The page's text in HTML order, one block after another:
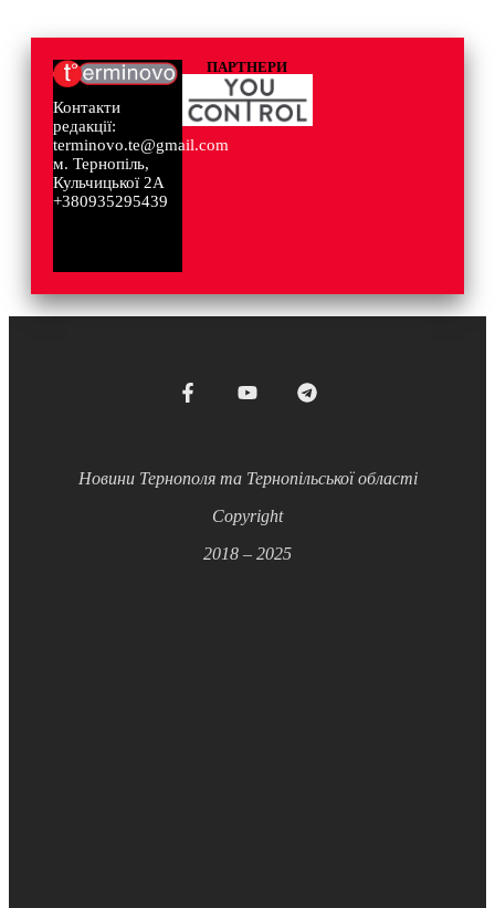
Контакти
редакції:
terminovo.te@gmail.com
м. Тернопіль,
Кульчицької 2А
+380935295439
ПАРТНЕРИ
Новини Тернополя та Тернопільської області
Copyright
2018 – 2025